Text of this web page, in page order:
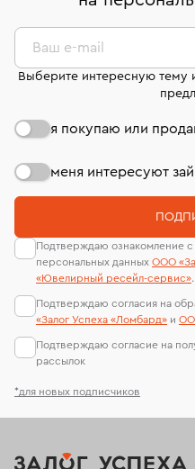
дней на возврат.
комиссионных
странице«Возврат
сертификаты МГУ и
лабораторий
*для новых подписчиков
Ваш e-mail
Выберите интересную тему
я покупаю или
меня интересуют
Подтверждаю ознакомление с
персональных данных ООО
«Ювелирный ресейл-сервиc».
Подтверждаю согласия на
«Залог Успеха «Ломбард» и
Подтверждаю согласие на
рассылок